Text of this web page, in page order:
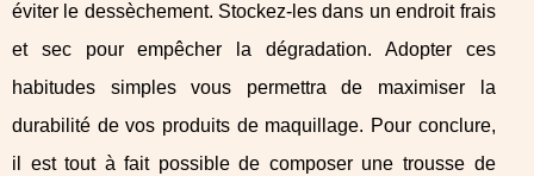
éviter le dessèchement. Stockez-les dans un endroit frais
et sec pour empêcher la dégradation. Adopter ces
habitudes simples vous permettra de maximiser la
durabilité de vos produits de maquillage. Pour conclure,
il est tout à fait possible de composer une trousse de